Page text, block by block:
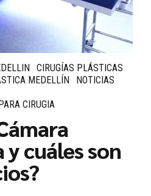
CIRUGÍAS PLÁSTICAS
MEDELLÍN
NOTICIAS
CIRUGIA
cuáles son